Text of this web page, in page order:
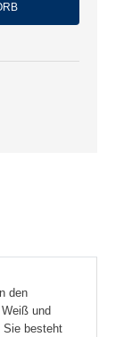
den
und
Sie besteht